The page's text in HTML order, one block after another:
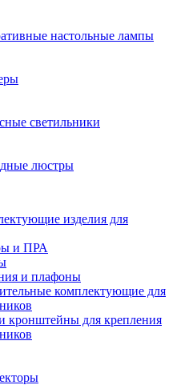
настольные лампы
светильники
люстры
изделия для
и ПРА
и плафоны
комплектующие для
кронштейны для крепления